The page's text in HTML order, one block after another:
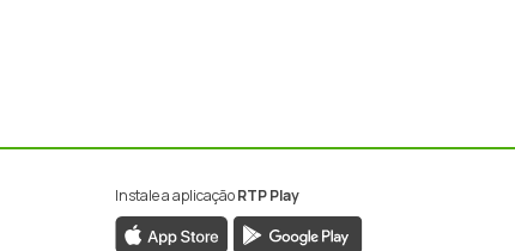
Instale a aplicaçãoRTP Play